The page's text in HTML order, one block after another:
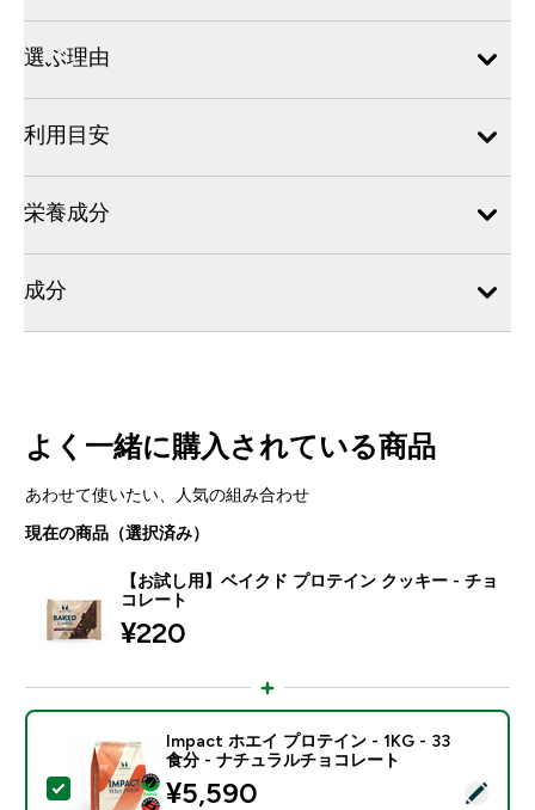
選ぶ理由
利用目安
栄養成分
成分
よく一緒に購入されている商品
あわせて使いたい、人気の組み合わせ
現在の商品（選択済み）
【お試し用】ベイクド プロテイン クッキー - チョ
コレート
¥220‎
この商品を選択 - Impact ホエイ プロテイン - 1KG -
Impact ホエイ プロテイン - 1KG - 33
食分 - ナチュラルチョコレート
discounted price
¥5,590‎